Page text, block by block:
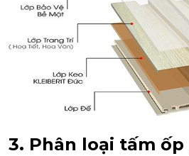
3. Phân loại tấm